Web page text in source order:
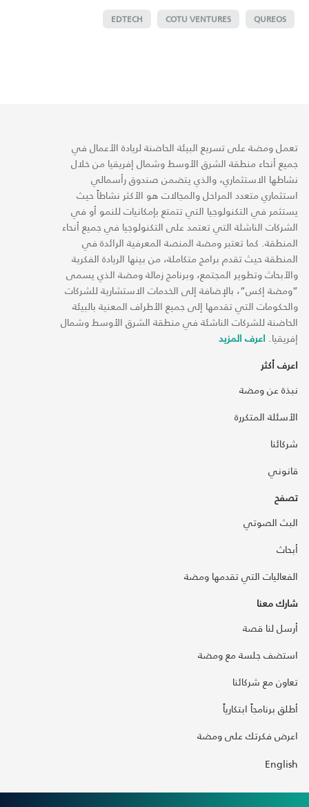
QUREOS
COTU VENTURES
EDTECH
تعمل ومضة على تسريع البيئة الحاضنة لريادة الأعمال في
جميع أنحاء منطقة الشرق الأوسط وشمال إفريقيا من خلال
نشاطها الاستثماري، والذي يتضمن صندوق رأسمالي
استثماري متعدد المراحل والمجالات هو الأكثر نشاطاً حيث
يستثمر في التكنولوجيا التي تتمتع بإمكانيات للنمو أو في
الشركات الناشئة التي تعتمد على التكنولوجيا في جميع أنحاء
المنطقة. كما تعتبر ومضة المنصة المعرفية الرائدة في
المنطقة حيث تقدم برامج متكاملة، من بينها الريادة الفكرية
والأبحاث وتطوير المجتمع، وبرنامج زمالة ومضة الذي يسمى
“ومضة إكس“، بالإضافة إلى الخدمات الاستشارية للشركات
والحكومات التي تقدمها إلى جميع الأطراف المعنية بالبيئة
الحاضنة للشركات الناشئة في منطقة الشرق الأوسط وشمال
إفريقيا. اعرف المزيد
اعرف أكثر
نبذة عن ومضة
الأسئلة المتكررة
شركائنا
قانوني
تصفح
البث الصوتي
أبحاث
الفعاليات التي تقدمها ومضة
شارك معنا
أرسل لنا قصة
استضف جلسة مع ومضة
تعاون مع شركائنا
أطلق برنامجاً ابتكارياً
اعرض فكرتك على ومضة
English